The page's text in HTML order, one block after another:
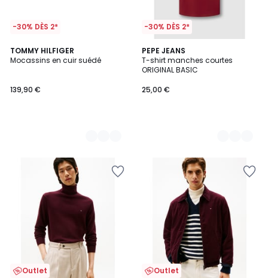
-30% DÈS 2*
TOMMY HILFIGER
Mocassins en cuir suédé
139,90 €
3
Couleurs
-30% DÈS 2*
PEPE JEANS
T-shirt manches courtes
ORIGINAL BASIC
25,00 €
2
Couleurs
Outlet Outlet